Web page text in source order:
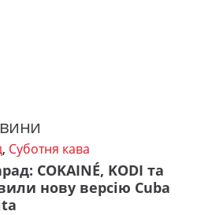
, Суботня кава
COKAINÉ, KODI та
нову версію Cuba